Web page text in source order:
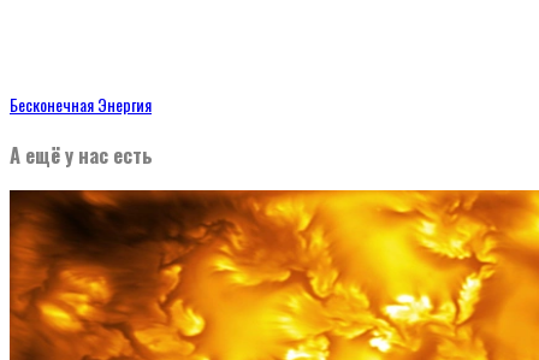
Бесконечная Энергия
А ещё у нас есть